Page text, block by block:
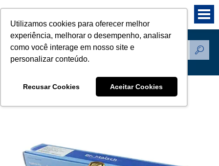
Utilizamos cookies para oferecer melhor
experiência, melhorar o desempenho, analisar
como você interage em nosso site e
personalizar conteúdo.
Recusar Cookies Aceitar Cookies
Produtos